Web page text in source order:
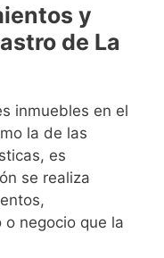
y
de La
inmuebles en el
la de las
es
se realiza
negocio que la